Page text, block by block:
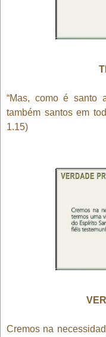
“Mas, como é santo
também santos em
1.15)
Cremos na